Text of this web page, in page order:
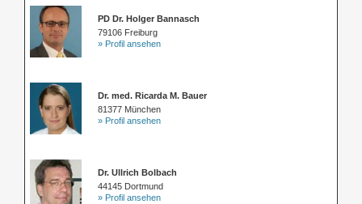
PD Dr. Holger Bannasch
79106 Freiburg
» Profil ansehen
Dr. med. Ricarda M. Bauer
81377 München
» Profil ansehen
Dr. Ullrich Bolbach
44145 Dortmund
» Profil ansehen